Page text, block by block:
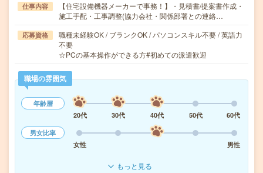
仕事内容
【住宅設備機器メーカーで事務！】・見積書/提案書作成・
施工手配・工事調整(協力会社・関係部署との連絡…
応募資格
職種未経験OK / ブランクOK / パソコンスキル不要 / 英語力
不要
☆PCの基本操作ができる方#初めての派遣歓迎
職場の雰囲気
年齢層
20代
30代 40代 50代
60代
男女比率
女性
男性
もっと見る